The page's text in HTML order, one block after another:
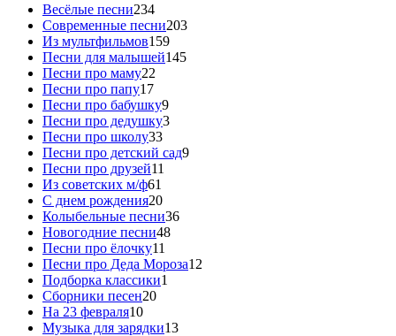
Весёлые песни234
Современные песни203
Из мультфильмов159
Песни для малышей145
Песни про маму22
Песни про папу17
Песни про бабушку9
Песни про дедушку3
Песни про школу33
Песни про детский сад9
Песни про друзей11
Из советских м/ф61
С днем рождения20
Колыбельные песни36
Новогодние песни48
Песни про ёлочку11
Песни про Деда Мороза12
Подборка классики1
Сборники песен20
На 23 февраля10
Музыка для зарядки13